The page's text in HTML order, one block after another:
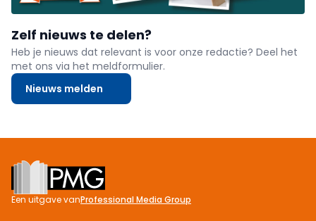
Zelf nieuws te delen?
Heb je nieuws dat relevant is voor onze redactie? Deel het
met ons via het meldformulier.
Nieuws melden
Footer
Een uitgave vanProfessional Media Group